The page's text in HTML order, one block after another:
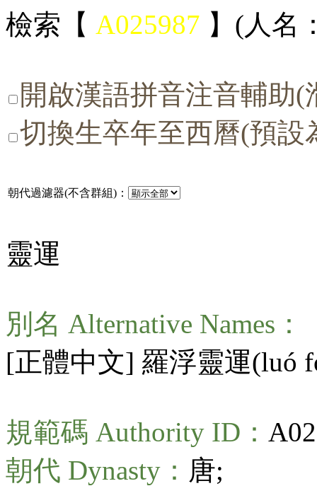
檢索【 A025987 】(人名
開啟漢語拼音注音輔助
切換生卒年至西曆(預設
朝代過濾器(不含群組)：
靈運
別名 Alternative Names：
[正體中文] 羅浮靈運(luó
規範碼 Authority ID：
朝代 Dynasty： 唐;